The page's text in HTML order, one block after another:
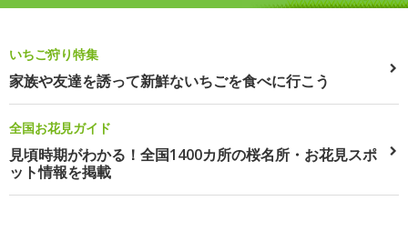
いちご狩り特集
家族や友達を誘って新鮮ないちごを食べに行こう
全国お花見ガイド
見頃時期がわかる！全国1400カ所の桜名所・お花見スポ
ット情報を掲載